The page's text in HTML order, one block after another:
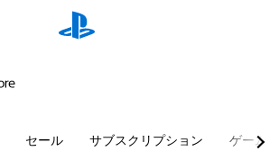
セール サブスクリプション ゲーム